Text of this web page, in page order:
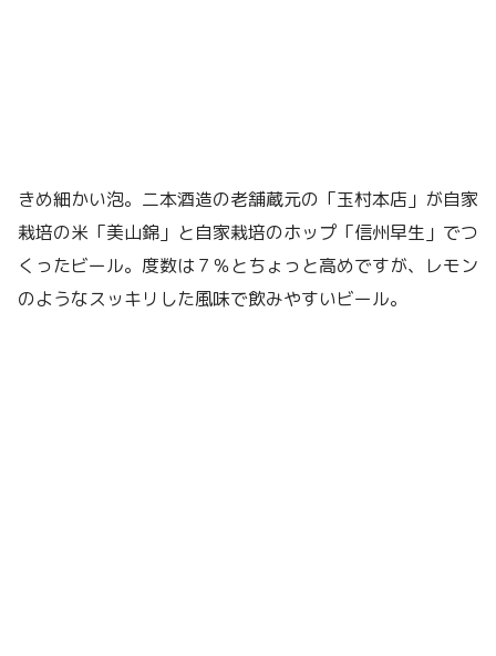
きめ細かい泡。二本酒造の老舗蔵元の「玉村本店」が自家
栽培の米「美山錦」と自家栽培のホップ「信州早生」でつ
くったビール。度数は７％とちょっと高めですが、レモン
のようなスッキリした風味で飲みやすいビール。